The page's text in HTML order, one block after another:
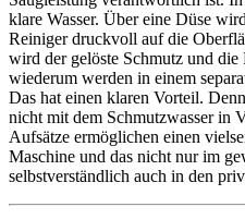
klare Wasser. Über eine Düse
Reiniger druckvoll auf die
wird der gelöste Schmutz und die
wiederum werden in einem
Das hat einen klaren Vorteil.
nicht mit dem Schmutzwasser in
Aufsätze ermöglichen einen
Maschine und das nicht nur im
selbstverständlich auch in den